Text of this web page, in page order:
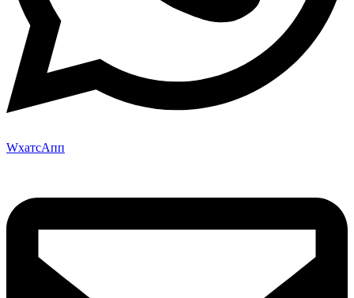
WхатсАпп